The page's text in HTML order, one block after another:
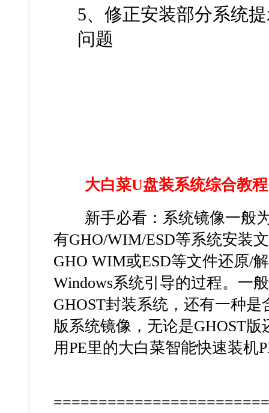
5、修正安装部分系统
问题
大白菜U盘装系统综合教程
新手必看：系统镜像一般为
有GHO/WIM/ESD等系统安装
GHO WIM或ESD等文件还原/
Windows系统引导的过程。一
GHOST封装系统，还有一种
版系统镜像，无论是GHOST
用PE里的大白菜智能快速装机